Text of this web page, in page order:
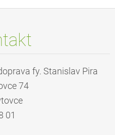
fy. Stanislav Pira
74
01